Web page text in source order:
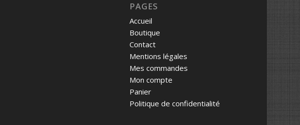
PAGES
Accueil
Boutique
Contact
Mentions légales
Mes commandes
Mon compte
Panier
Politique de confidentialité